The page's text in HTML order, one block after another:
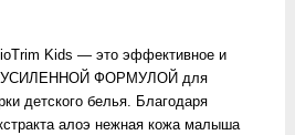
Kids — это эффективное и
с УСИЛЕННОЙ ФОРМУЛОЙ для
детского белья. Благодаря
алоэ нежная кожа малыша